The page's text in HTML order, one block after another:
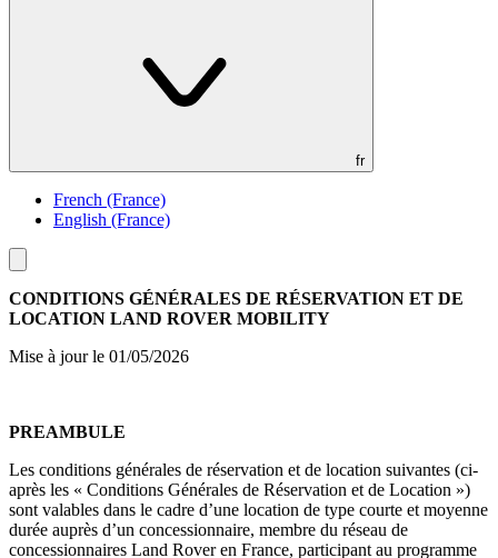
fr
French (France)
English (France)
Toggle
menu
CONDITIONS GÉNÉRALES DE RÉSERVATION ET DE
LOCATION LAND ROVER MOBILITY
Mise à jour le 01/05/2026
PREAMBULE
Les conditions générales de réservation et de location suivantes (ci-
après les « Conditions Générales de Réservation et de Location »)
sont valables dans le cadre d’une location de type courte et moyenne
durée auprès d’un concessionnaire, membre du réseau de
concessionnaires Land Rover en France, participant au programme